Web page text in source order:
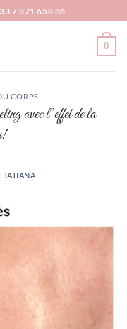
7 871 658 86
0
CORPS
avec l’effet de la
TATIANA